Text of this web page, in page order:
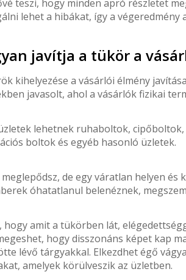
teszi, hogy minden apró részletet
lehet a hibákat, így a végeredmény
javítja a tükör a
kihelyezése a vásárlói élmény
javasolt, ahol a vásárlók fizikai
lehetnek ruhaboltok,
boltok és egyéb hasonló üzletek.
de egy váratlan helyen
óhatatlanul belenéznek,
hogy amit a tükörben lát,
hogy disszonáns képet kap
lévő tárgyakkal. Elkezdhet égő
amelyek körülveszik az üzletben.